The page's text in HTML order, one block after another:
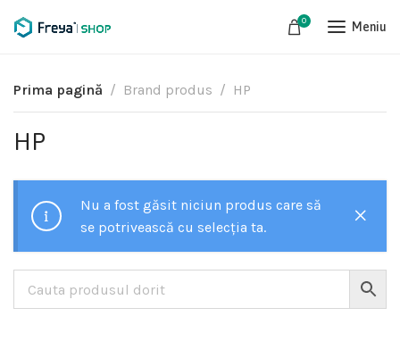
0 Meniu
Prima pagină Brand produs HP
HP
Nu a fost găsit niciun produs care să
se potrivească cu selecția ta.